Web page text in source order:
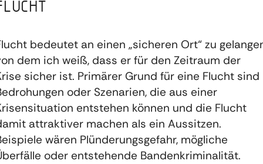
bedeutet an einen „sicheren Ort“ zu
dem ich weiß, dass er für den Zeitraum der
sicher ist. Primärer Grund für eine Flucht sind
oder Szenarien, die aus einer
entstehen können und die Flucht
attraktiver machen als ein Aussitzen.
wären Plünderungsgefahr, mögliche
oder entstehende Bandenkriminalität.